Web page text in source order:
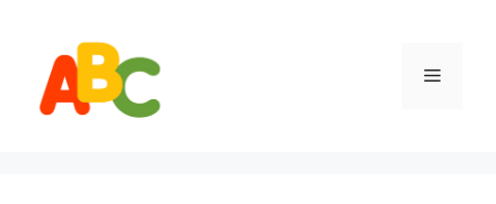
content
Menu